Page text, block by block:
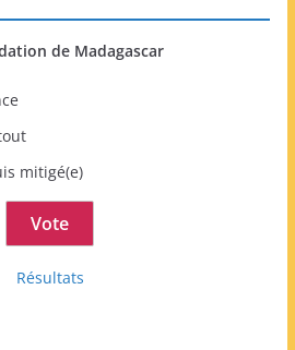
de Madagascar
mitigé(e)
Résultats